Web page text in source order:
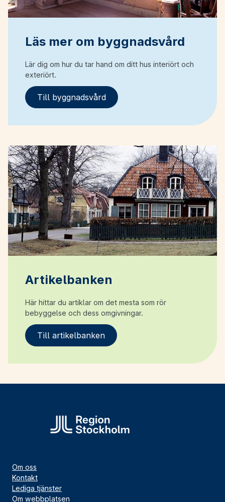
Läs mer om byggnadsvård
Lär dig om hur du tar hand om ditt hus interiört och
exteriört.
Till byggnadsvård
Artikelbanken
Här hittar du artiklar om det mesta som rör
bebyggelse och dess omgivningar.
Till artikelbanken
Om oss
Kontakt
Lediga tjänster
Om webbplatsen